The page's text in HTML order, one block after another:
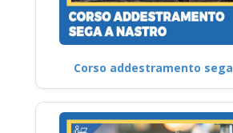
Corso addestramento